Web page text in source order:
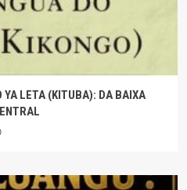
YA LETA (KITUBA): DA BAIXA